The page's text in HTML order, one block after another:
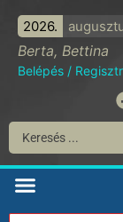
2026.
Berta, Bettina
Belépés /